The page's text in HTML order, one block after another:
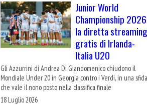
Junior World
Championship
la diretta streaming
gratis di Irlanda-
Italia U20
Gli Azzurrini di Andrea Di Giandomenico chiudono il
Mondiale Under 20 in Georgia contro i Verdi, in una sfida
che vale il nono posto nella classifica finale
18 Luglio 2026